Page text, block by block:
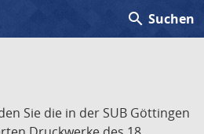
search Suchen
Sie die in der SUB Göttingen